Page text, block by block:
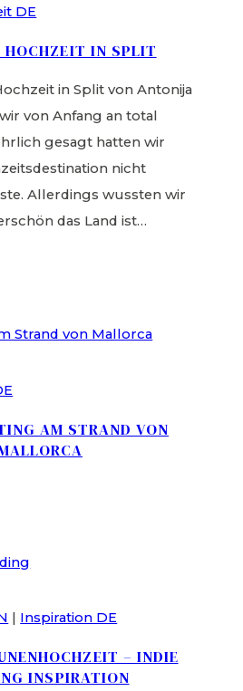
DE
HOCHZEIT IN SPLIT
in Split von Antonija
von Anfang an total
gesagt hatten wir
nicht
Allerdings wussten wir
das Land ist…
AM STRAND VON
Inspiration DE
– INDIE
INSPIRATION